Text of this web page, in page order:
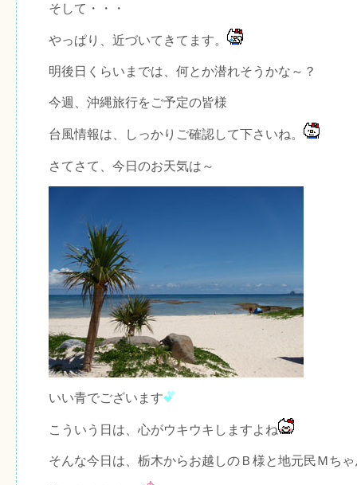
そして・・・
やっぱり、近づいてきてます。
明後日くらいまでは、何とか潜れそうかな～？
今週、沖縄旅行をご予定の皆様
台風情報は、しっかりご確認して下さいね。
さてさて、今日のお天気は～
いい青でございます
こういう日は、心がウキウキしますよね
そんな今日は、栃木からお越しのＢ様と地元民Ｍち